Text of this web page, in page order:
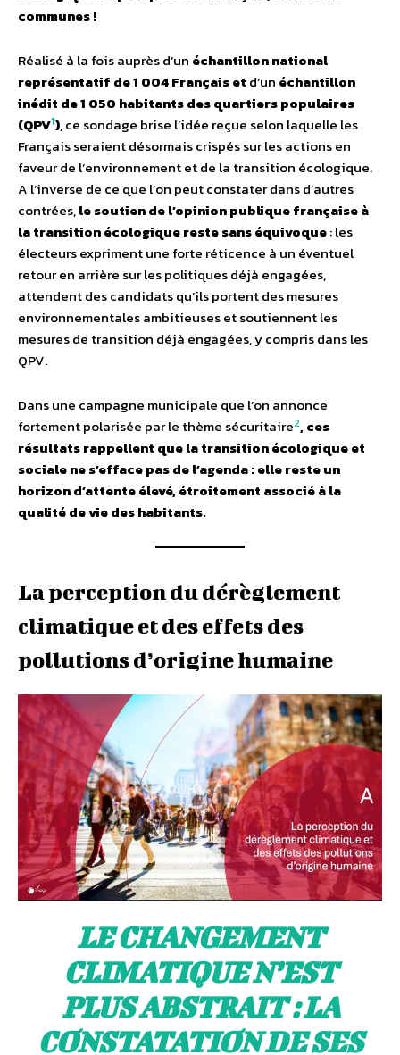
communes !
Réalisé à la fois auprès d’un échantillon national
représentatif de 1 004 Françaiset d’un échantillon
inédit de 1 050 habitants des quartiers populaires
(QPV1), ce sondage brise l’idée reçue selon laquelle les
Français seraient désormais crispés sur les actions en
faveur de l’environnement et de la transition écologique.
A l’inverse de ce que l’on peut constater dans d’autres
contrées,le soutien de l’opinion publique française à
la transition écologique reste sans équivoque: les
électeurs expriment une forte réticence à un éventuel
retour en arrière sur les politiques déjà engagées,
attendent des candidats qu’ils portent des mesures
environnementales ambitieuses et soutiennent les
mesures de transition déjà engagées, y compris dans les
QPV.
Dans une campagne municipale que l’on annonce
fortement polarisée par le thème sécuritaire2, ces
résultats rappellent que la transition écologique et
sociale ne s’efface pas de l’agenda : elle reste un
horizon d’attente élevé, étroitement associé à la
qualité de vie des habitants.
La perception du dérèglement
climatique et des effets des
pollutions d’origine humaine
LE CHANGEMENT
CLIMATIQUE N’EST
PLUS ABSTRAIT : LA
CONSTATATION DE SES